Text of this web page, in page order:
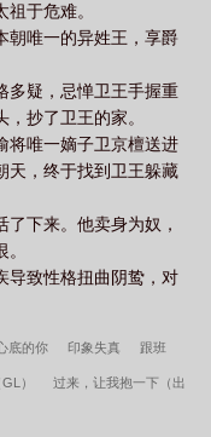
于危难。
朝唯一的异姓王，享爵
多疑，忌惮卫王手握重
抄了卫王的家。
将唯一嫡子卫京檀送进
天，终于找到卫王躲藏
下来。他卖身为奴，
导致性格扭曲阴鸷，对
底的你 印象失真 跟班
） 过来，让我抱一下（出